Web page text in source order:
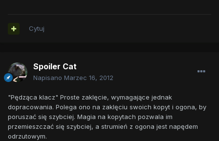
Cytuj
Spoiler Cat
Napisano Marzec 16, 2012
"Pędząca klacz" Proste zaklęcie, wymagające jednak
dopracowania. Polega ono na zaklęciu swoich kopyt i ogona, by
poruszać się szybciej. Magia na kopytach pozwala im
przemieszczać się szybciej, a strumień z ogona jest napędem
odrzutowym.